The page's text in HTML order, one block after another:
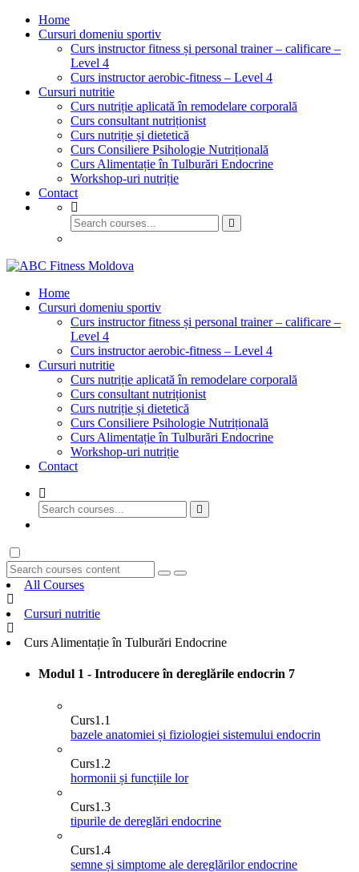
Home
Cursuri domeniu sportiv
Curs instructor fitness și personal trainer – calificare –
Level 4
Curs instructor aerobic-fitness – Level 4
Cursuri nutritie
Curs nutriție aplicată în remodelare corporală
Curs consultant nutriționist
Curs nutriție și dietetică
Curs Consiliere Psihologie Nutrițională
Curs Alimentație în Tulburări Endocrine
Workshop-uri nutriție
Contact
Home
Cursuri domeniu sportiv
Curs instructor fitness și personal trainer – calificare –
Level 4
Curs instructor aerobic-fitness – Level 4
Cursuri nutritie
Curs nutriție aplicată în remodelare corporală
Curs consultant nutriționist
Curs nutriție și dietetică
Curs Consiliere Psihologie Nutrițională
Curs Alimentație în Tulburări Endocrine
Workshop-uri nutriție
Contact
All Courses
Cursuri nutritie
Curs Alimentație în Tulburări Endocrine
Modul 1 - Introducere în dereglările endocrin 7
Curs1.1
bazele anatomiei și fiziologiei sistemului endocrin
Curs1.2
hormonii și funcțiile lor
Curs1.3
tipurile de dereglări endocrine
Curs1.4
semne și simptome ale dereglărilor endocrine